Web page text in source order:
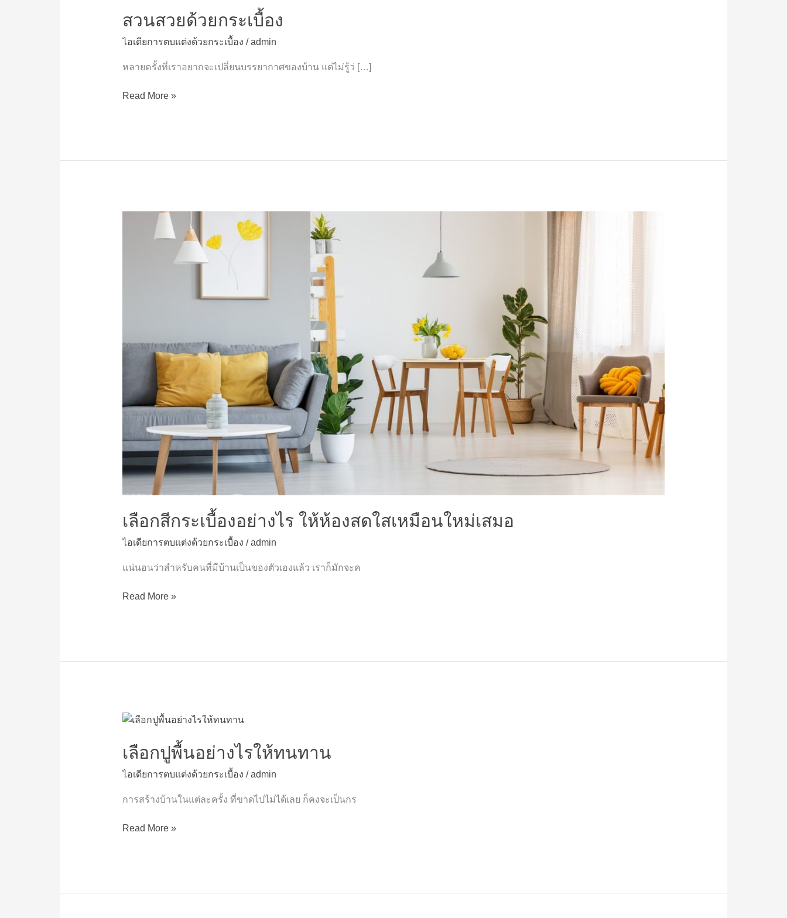
สวนสวยด้วยกระเบื้อง
ไอเดียการตบแต่งด้วยกระเบื้อง /admin
หลายครั้งที่เราอยากจะเปลี่ยนบรรยากาศของบ้าน แต่ไม่รู้ว่ […]
ด้วย
Read More »
เลือกสีกระเบื้องอย่างไร ให้ห้องสดใสเหมือนใหม่เสมอ
ไอเดียการตบแต่งด้วยกระเบื้อง /admin
แน่นอนว่าสำหรับคนที่มีบ้านเป็นของตัวเองแล้ว เราก็มักจะค
เสมอ
Read More »
เลือกปูพื้นอย่างไรให้ทนทาน
ไอเดียการตบแต่งด้วยกระเบื้อง /admin
การสร้างบ้านในแต่ละครั้ง ที่ขาดไปไม่ได้เลย ก็คงจะเป็นกร
เลือก
พื้น
ให้
Read More »